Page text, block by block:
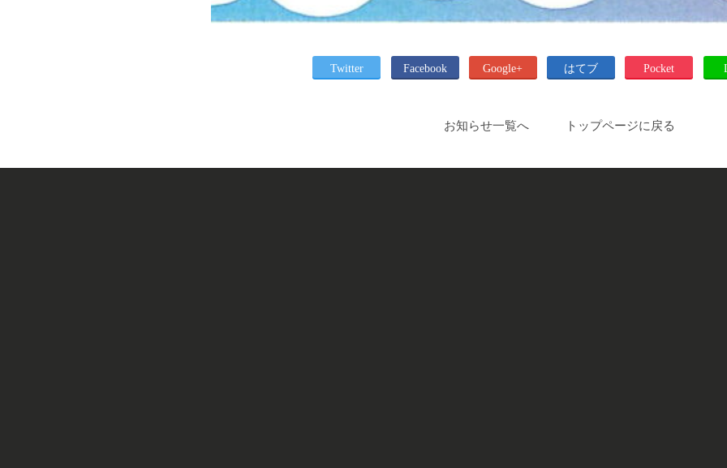
Twitter Facebook Google+ はてブ Pocket
お知らせ一覧へ トップページに戻る